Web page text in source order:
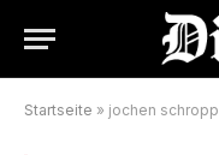
Startseite » jochen schropp